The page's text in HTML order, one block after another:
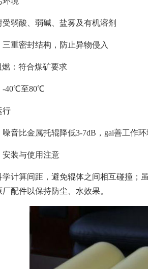
弱酸、弱碱、盐雾及有机溶剂
三重密封结构，防止异物侵入
燃：符合煤矿要求
-40℃至80℃
行
音比金属托辊降低3-7dB，gai善工作环
安装与使用注意
学计算间距，避免辊体之间相互碰撞；
配件以保持防尘、水效果。